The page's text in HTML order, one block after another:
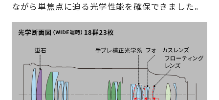
ながら単焦点に迫る光学性能を確保できました。